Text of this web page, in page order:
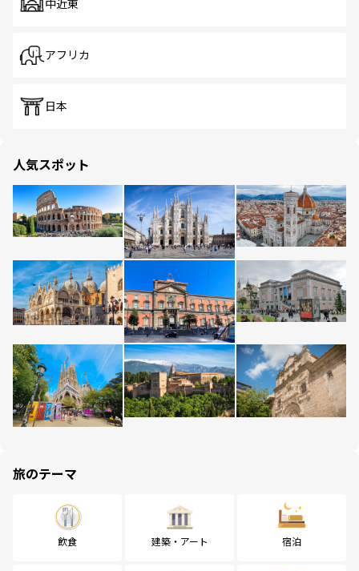
中近東
アフリカ
日本
人気スポット
旅のテーマ
飲食 建築・アート 宿泊